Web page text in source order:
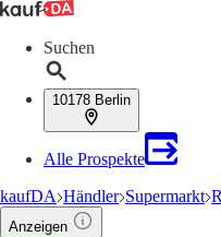
Suchen
10178 Berlin
Alle Prospekte
kaufDA Händler Supermarkt
Anzeigen